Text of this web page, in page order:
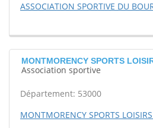
ASSOCIATION SPORTIVE DU
MONTMORENCY SPORTS
Association sportive
Département: 53000
MONTMORENCY SPORTS